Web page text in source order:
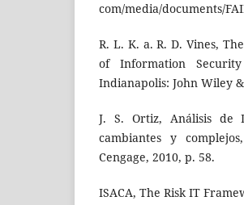
com/media/documents/
R. L. K. a. R. D. Vines,
of Information Security
Indianapolis: John Wiley
J. S. Ortiz, Análisis de
cambiantes y
Cengage, 2010, p. 58.
ISACA, The Risk IT